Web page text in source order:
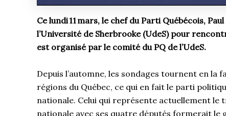
Ce lundi 11 mars, le chef du Parti Québécois,
l’Université de Sherbrooke (UdeS) pour
est organisé par le comité du PQ de l’UdeS.
Depuis l’automne, les sondages tournent en la
régions du Québec, ce qui en fait le parti
nationale. Celui qui représente actuellement le
nationale avec ses quatre députés formerait le